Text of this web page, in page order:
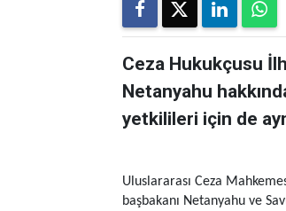
​​​​​​Ceza Hukukçusu
Netanyahu
yetkilileri için de
Uluslararası Ceza
başbakanı Netanyahu ve